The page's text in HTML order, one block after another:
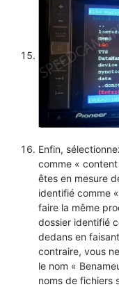
Enfin,
comme « content
êtes en mesure
identifié comme
faire la même
dossier identifié
dedans en
contraire, vous
le nom «
noms de fichiers